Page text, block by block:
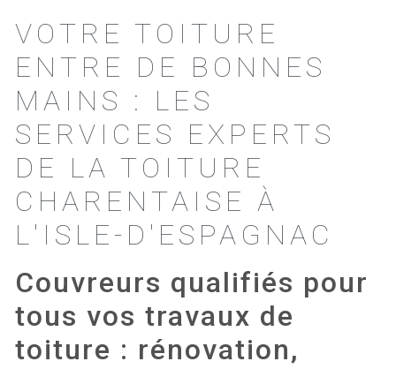
VOTRE TOITURE
ENTRE DE BONNES
MAINS : LES
SERVICES EXPERTS
DE LA TOITURE
CHARENTAISE À
L'ISLE-D'ESPAGNAC
Couvreurs qualifiés pour
tous vos travaux de
toiture : rénovation,